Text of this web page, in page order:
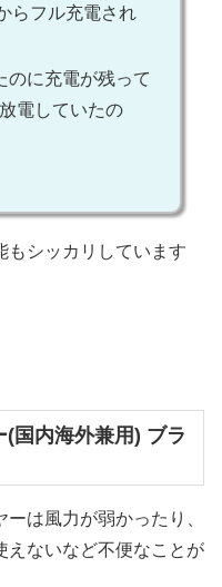
らフル充電され
のに充電が残って
電していたの
もシッカリしています
国内海外兼用) ブラ
は風力が弱かったり、
えないなど不便なことが